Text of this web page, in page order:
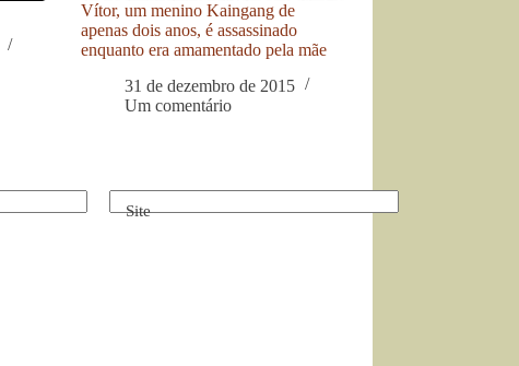
Vítor, um menino Kaingang de
apenas dois anos, é assassinado
enquanto era amamentado pela mãe
31 de dezembro de 2015
Um comentário
Site